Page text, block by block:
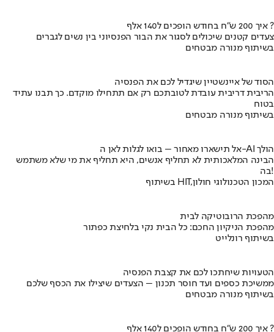
איך 200 ש"ח בחודש הופכים ל140 אלף ?
צעדים קטנים שיכולים לסגור את הבור הפנסיוני בין נשים לגברים
בשיתוף מנורה מבטחים
הסוד של איינשטיין שיגדיל לכם את הפנסיה
הריבית דריבית עובדת לטובתכם רק אם תתחילו מוקדם. כך תבנו עתיד
בטוח
בשיתוף מנורה מבטחים
אל תישארו מאחור – בואו לגלות לאן ה-AI הולך
הבינה המלאכותית לא תחליף אנשים, היא תחליף את מי שלא משתמש
בה!
בשיתוף HIT,המכון הטכנולוגי חולון
מהפכת הרובוטיקה לבית
מהפכת הניקיון החכם: כל הבית נקי בלחיצת כפתור
בשיתוף רונלייט
הטעויות שיחתכו לכם את קצבת הפנסיה
ממשיכת כספים ועד חוסר תכנון – הצעדים שיצילו את הכסף שלכם
בשיתוף מנורה מבטחים
איך 200 ש"ח בחודש הופכים ל140 אלף ?